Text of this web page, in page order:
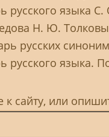
русского языка С.
Н. Ю.
русских
русского языка.
сайту, или